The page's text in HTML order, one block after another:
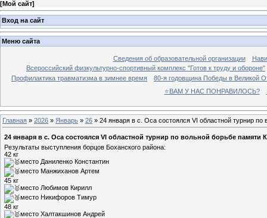
[Мой сайт]
Вход на сайт
Меню сайта
Сведения об образовательной организации
Всероссийский физкультурно-спортивный комплекс "Готов к труду и обороне"
Профилактика травматизма в зимнее время
80-я годовщина Победы в Великой
⭐ВАМ У НАС ПОНРАВИЛОСЬ?
Главная » 2026 » Январь » 26 » 24 января в с. Оса состоялся VI областной турнир
24 января в с. Оса состоялся VI областной турнир по вольной борьбе памяти
Результаты выступления борцов Боханского района:
42 кг
место Даниленко Константин
место Манжиханов Артем
45 кг
место Любимов Кирилл
место Никифоров Тимур
48 кг
место Халтакшинов Андрей